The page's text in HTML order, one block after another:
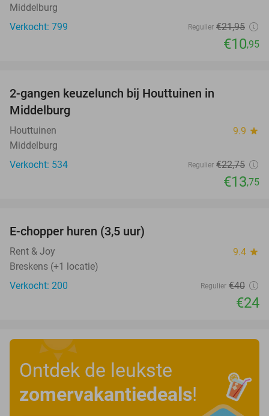
Middelburg
Verkocht: 799
Regulier €21,95
€10,95
2-gangen keuzelunch bij Houttuinen in
Middelburg
Houttuinen 9.9 star
Middelburg
Verkocht: 534
Regulier €22,75
€13,75
E-chopper huren (3,5 uur)
Rent & Joy 9.4 star
Breskens (+1 locatie)
Verkocht: 200
Regulier €40
€24
Ontdek de leukste
zomervakantiedeals!